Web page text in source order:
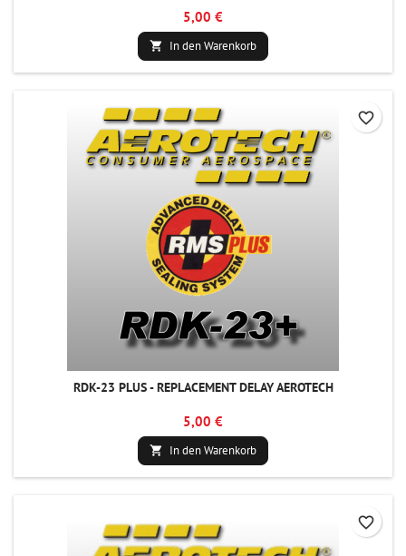
5,00 €
 In den Warenkorb
RDK-23 PLUS - REPLACEMENT DELAY AEROTECH
5,00 €
 In den Warenkorb
favorite_border
favorite_border